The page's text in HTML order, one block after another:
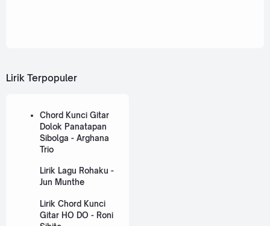
Lirik Terpopuler
Chord Kunci Gitar
Dolok Panatapan
Sibolga - Arghana
Trio
Lirik Lagu Rohaku -
Jun Munthe
Lirik Chord Kunci
Gitar HO DO - Roni